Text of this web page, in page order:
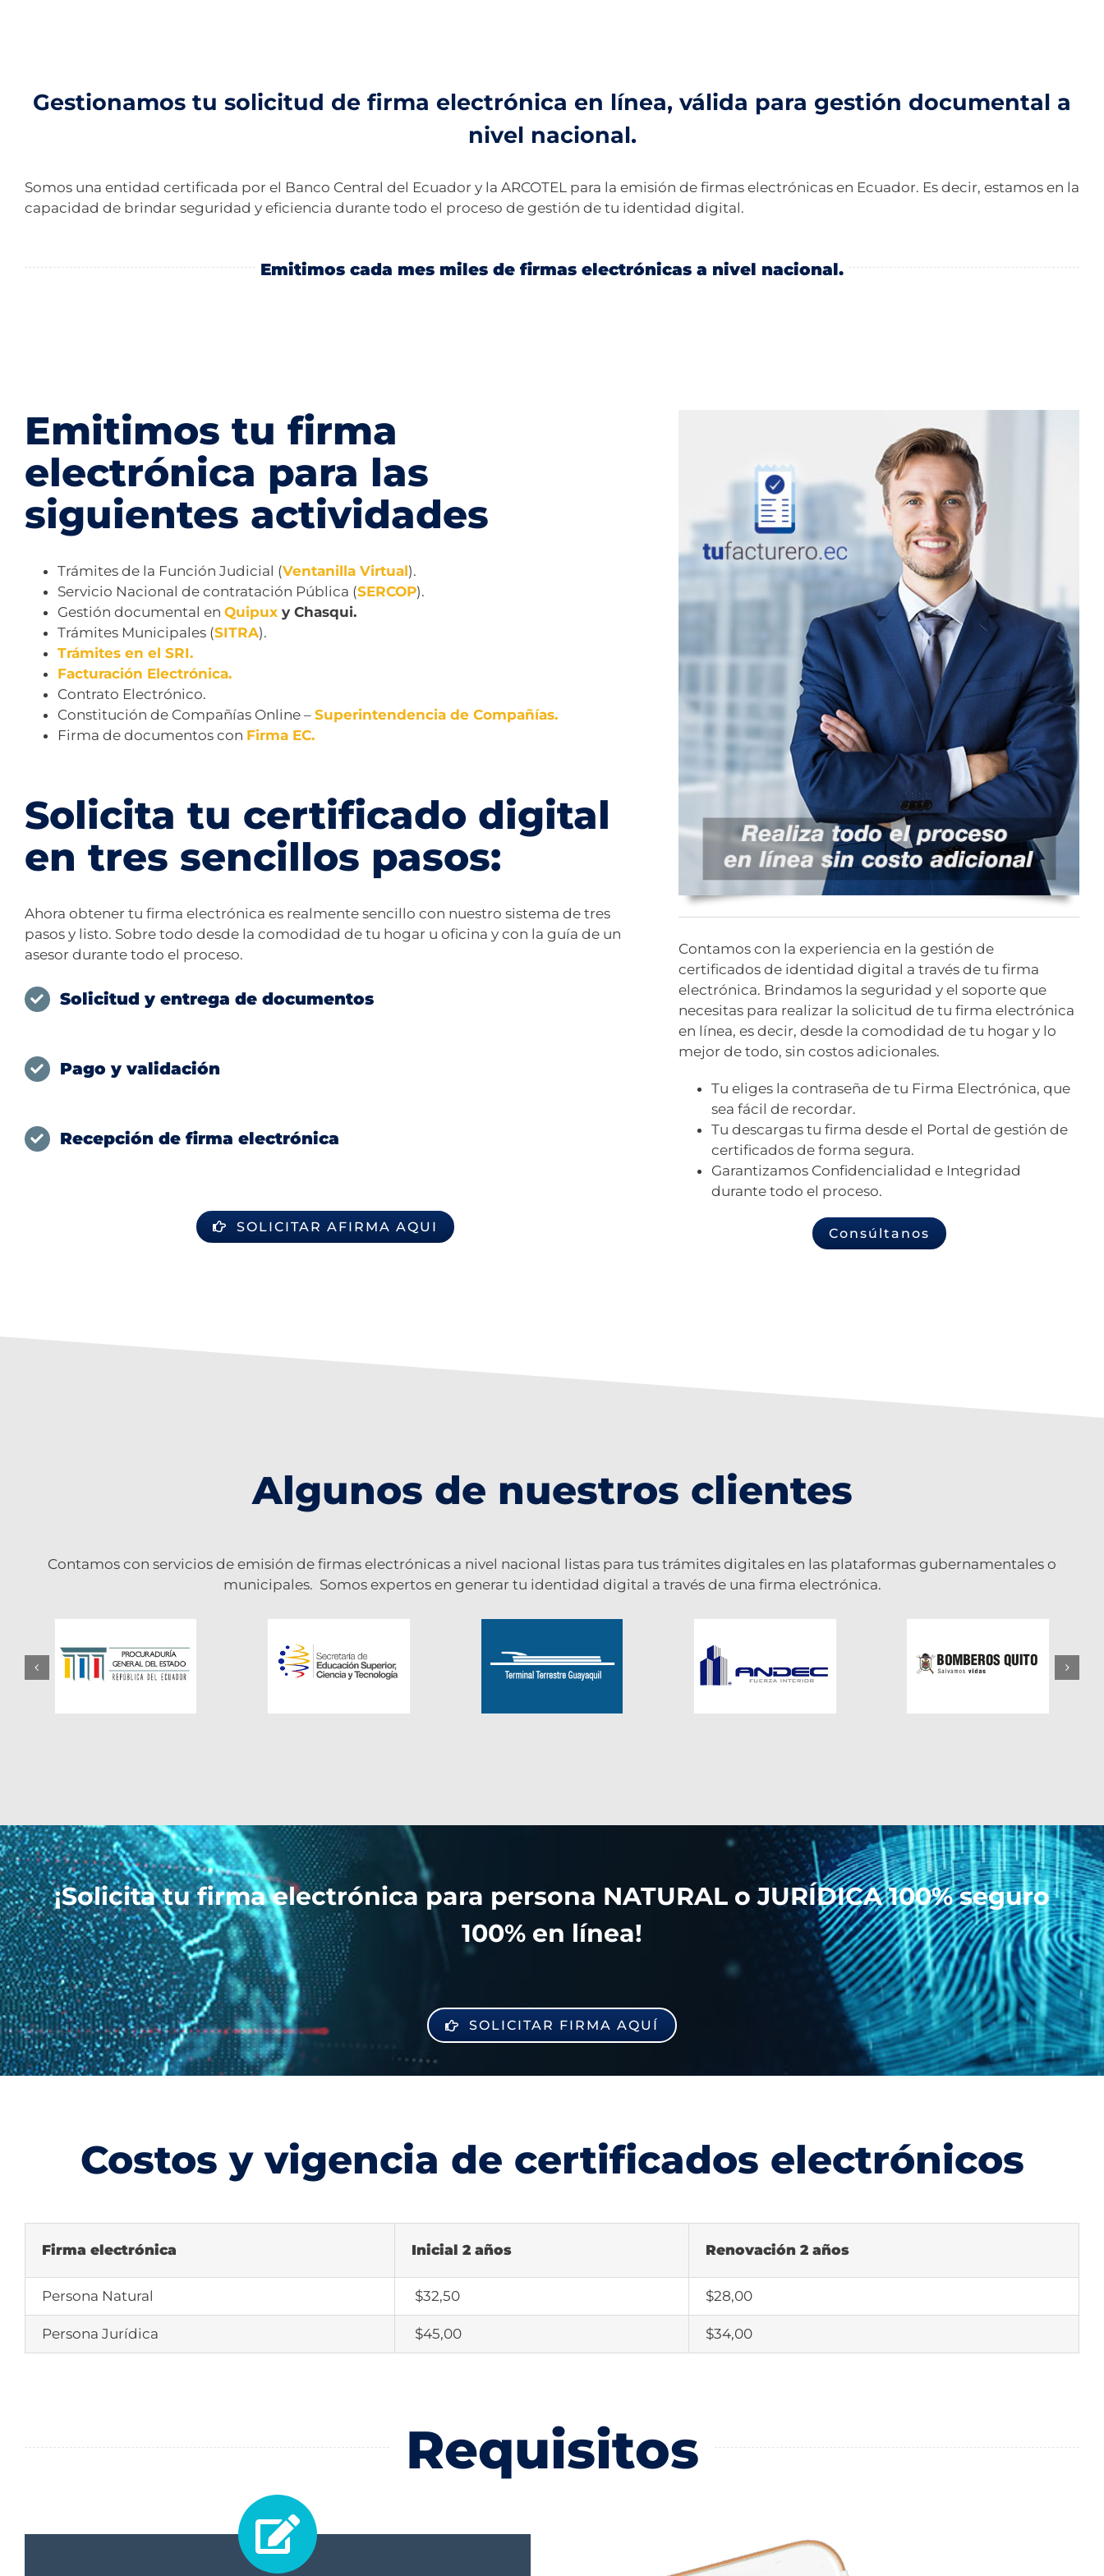
Gestionamos tu solicitud de firma electrónica en línea, válida para gestión documental a
nivel nacional.
Somos una entidad certificada por el Banco Central del Ecuador y la ARCOTEL para la emisión de firmas electrónicas en Ecuador. Es decir, estamos en la
capacidad de brindar seguridad y eficiencia durante todo el proceso de gestión de tu identidad digital.
Emitimos cada mes miles de firmas electrónicas a nivel nacional.
Emitimos tu firma
electrónica para las
siguientes actividades
Trámites de la Función Judicial (Ventanilla Virtual).
Servicio Nacional de contratación Pública (SERCOP).
Gestión documental en Quipux y Chasqui.
Trámites Municipales (SITRA).
Trámites en el SRI.
Facturación Electrónica.
Contrato Electrónico.
Constitución de Compañías Online – Superintendencia de Compañías.
Firma de documentos con Firma EC.
Solicita tu certificado digital
en tres sencillos pasos:
Ahora obtener tu firma electrónica es realmente sencillo con nuestro sistema de tres
pasos y listo. Sobre todo desde la comodidad de tu hogar u oficina y con la guía de un
asesor durante todo el proceso.
Solicitud y entrega de documentos
Pago y validación
Recepción de firma electrónica
SOLICITAR AFIRMA AQUI
Contamos con la experiencia en la gestión de
certificados de identidad digital a través de tu firma
electrónica. Brindamos la seguridad y el soporte que
necesitas para realizar la solicitud de tu firma electrónica
en línea, es decir, desde la comodidad de tu hogar y lo
mejor de todo, sin costos adicionales.
Tu eliges la contraseña de tu Firma Electrónica, que
sea fácil de recordar.
Tu descargas tu firma desde el Portal de gestión de
certificados de forma segura.
Garantizamos Confidencialidad e Integridad
durante todo el proceso.
Consúltanos
Algunos de nuestros clientes
Contamos con servicios de emisión de firmas electrónicas a nivel nacional listas para tus trámites digitales en las plataformas gubernamentales o
municipales. Somos expertos en generar tu identidad digital a través de una firma electrónica.
¡Solicita tu firma electrónica para persona NATURAL o JURÍDICA 100% seguro
100% en línea!
SOLICITAR FIRMA AQUÍ
Costos y vigencia de certificados electrónicos
Firma electrónica Inicial 2 años Renovación 2 años
Persona Natural $32,50 $28,00
Persona Jurídica $45,00 $34,00
Requisitos